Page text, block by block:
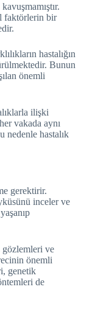
faktörlerin bir
hastalığın
Bunun
önemli
ilişki
vakada aynı
nedenle hastalık
gerektirir.
inceler ve
gözlemleri ve
önemli
genetik
de